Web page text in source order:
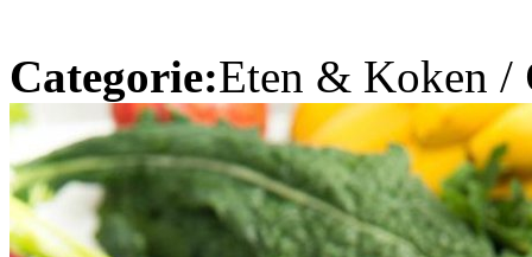
Categorie:Eten & Koken /